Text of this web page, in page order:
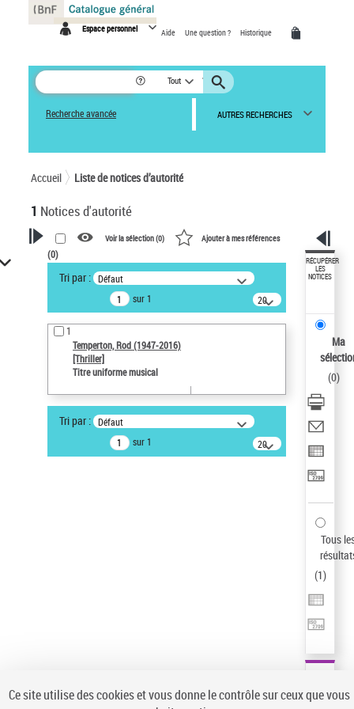
Espace personnel Aide Une question ? Historique
Tout
Recherche avancée AUTRES RECHERCHES
Accueil Liste de notices d’autorité
1 Notices d'autorité
VOTRE RECHERCHE
Recherche avancée dans les
notices d’autorité
Œuvres liées à l'auteur :
Temperton, Rod (1947-2016)
Type de notice d'autorité
Voir la sélection (0) Ajouter à mes références
(0)
Tri par : Défaut
sur 1
20
résultats/page
1
Temperton, Rod (1947-2016)
[Thriller]
Titre uniforme musical
Tri par : Défaut
sur 1
20
résultats/page
RÉCUPÉRER
LES
NOTICES
Ma
(0)
Tous
(1)
Panneau de gestion des cookies
Ce site utilise des cookies et vous donne le contrôle sur ceux que vous